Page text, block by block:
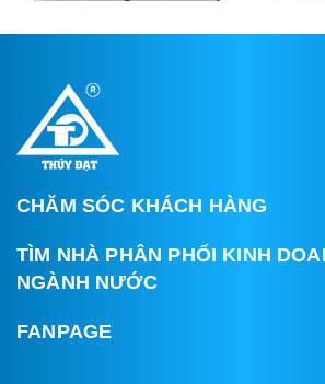
CHĂM SÓC KHÁCH HÀNG
TÌM NHÀ PHÂN PHỐI KINH
NGÀNH NƯỚC
FANPAGE